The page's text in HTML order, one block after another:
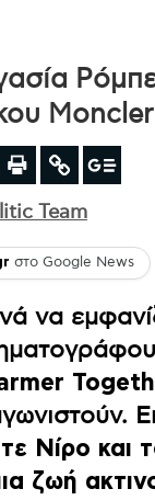
Moncler
Team
στο Google News
να
Νίρο και
ζωή